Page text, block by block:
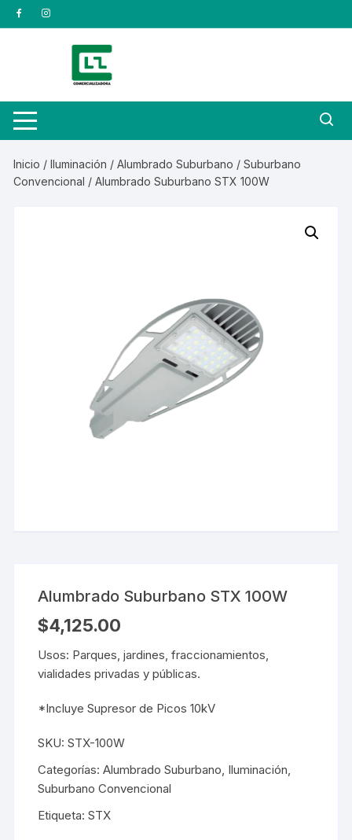
Saltar
al
Inicio /Iluminación /Alumbrado Suburbano /Suburbano
Convencional / Alumbrado Suburbano STX 100W
Alumbrado Suburbano STX 100W
$4,125.00
Usos: Parques, jardines, fraccionamientos,
vialidades privadas y públicas.
*Incluye Supresor de Picos 10kV
SKU:STX-100W
Categorías:Alumbrado Suburbano Iluminación
Suburbano Convencional
Etiqueta:STX